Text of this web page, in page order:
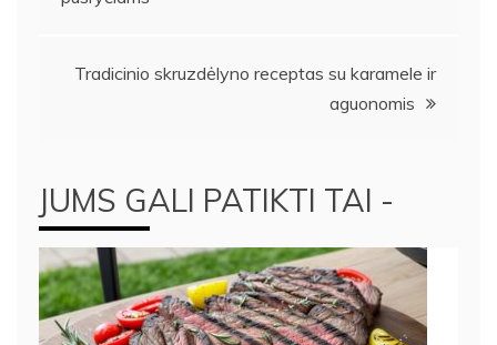
tarp
įrašų
Tradicinio skruzdėlyno receptas su karamele ir
aguonomis
JUMS GALI PATIKTI TAI -